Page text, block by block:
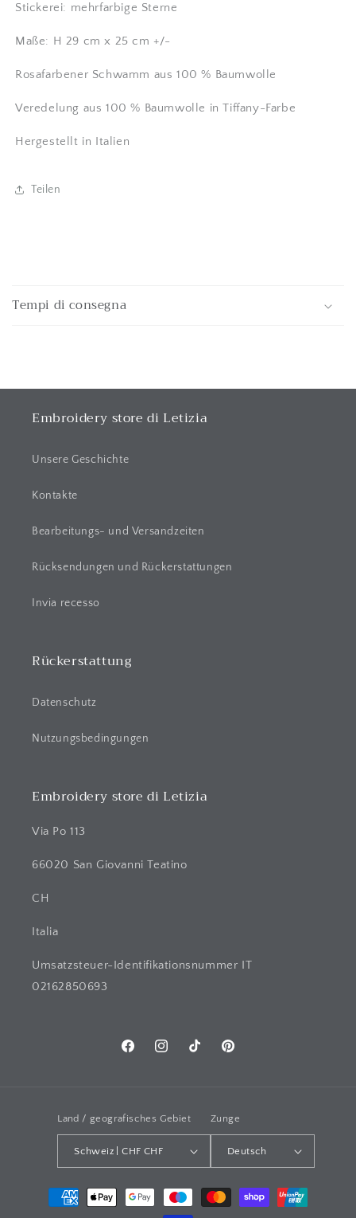
Stickerei: mehrfarbige Sterne
Maße: H 29 cm x 25 cm +/-
Rosafarbener Schwamm aus 100 % Baumwolle
Veredelung aus 100 % Baumwolle in Tiffany-Farbe
Hergestellt in Italien
Teilen
i
n
Tempi di consegna
Embroidery store di Letizia
Unsere Geschichte
Kontakte
Bearbeitungs- und Versandzeiten
Rücksendungen und Rückerstattungen
Invia recesso
Rückerstattung
Datenschutz
Nutzungsbedingungen
Embroidery store di Letizia
Via Po 113
66020 San Giovanni Teatino
CH
Italia
Umsatzsteuer-Identifikationsnummer IT
02162850693
FacebookInstagramTikTok Pinterest
Land / geografisches Gebiet
Schweiz | CHF CHF
Zunge
Deutsch
Zahlungsarten